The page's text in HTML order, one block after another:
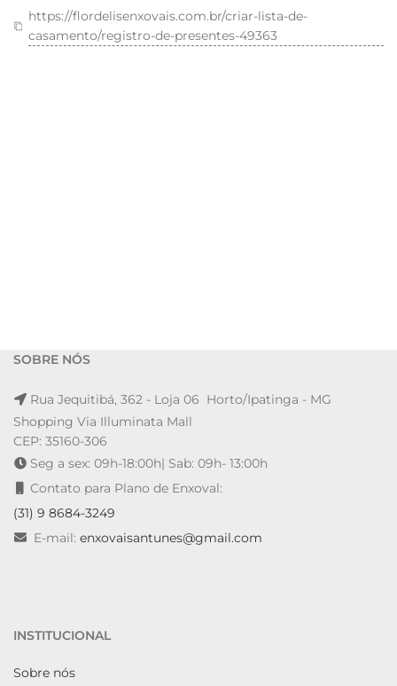
https://flordelisenxovais.com.br/criar-lista-de-
casamento/registro-de-presentes-49363
SOBRE NÓS
Rua Jequitibá, 362 - Loja 06 Horto/Ipatinga - MG
Shopping Via Illuminata Mall
CEP: 35160-306
Seg a sex: 09h-18:00h| Sab: 09h- 13:00h
Contato para Plano de Enxoval:
(31) 9 8684-3249
E-mail: enxovaisantunes@gmail.com
INSTITUCIONAL
Sobre nós